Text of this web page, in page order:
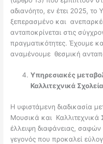
αδιανόητο, εν έτει 2025, το
ξεπερασμένο και
ανταποκρίνεται στις
πραγματικότητες. Έχουμε
αναμένουμε θεσμική
Υπηρεσιακές
Καλλιτεχνικά Σχολεία
Η υφιστάμενη διαδικασία
Μουσικά και Καλλιτεχνικά
έλλειψη διαφάνειας,
γεγονός που προκαλεί